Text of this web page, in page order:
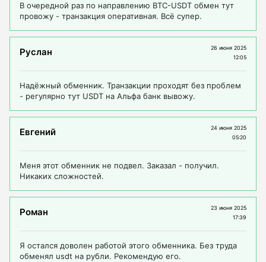
В очередной раз по направлению BTC-USDT обмен тут
провожу - транзакция оперативная. Всё супер.
Руслан
26 июня 2025
12:05
Надёжный обменник. Транзакции проходят без проблем
- регулярно тут USDT на Альфа банк вывожу.
Евгений
24 июня 2025
05:20
Меня этот обменник не подвел. Заказал - получил.
Никаких сложностей.
Роман
23 июня 2025
17:39
Я остался доволен работой этого обменника. Без труда
обменял usdt на рубли. Рекомендую его.